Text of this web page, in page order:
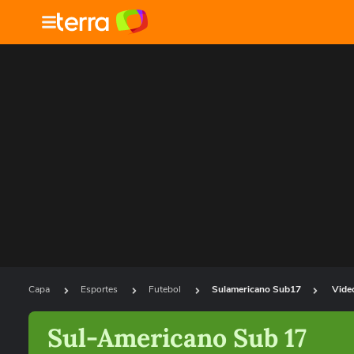
Capa Esportes Futebol Sulamericano Sub17
Sul-Americano Sub 17